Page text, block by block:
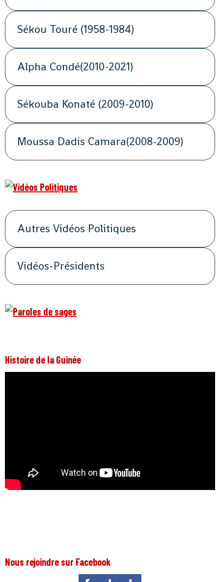
Sékou Touré (1958-1984)
Alpha Condé(2010-2021)
Sékouba Konaté (2009-2010)
Moussa Dadis Camara(2008-2009)
Autres Vidéos Politiques
Vidéos-Présidents
Histoire de la Guinée
Nous rejoindre sur Facebook